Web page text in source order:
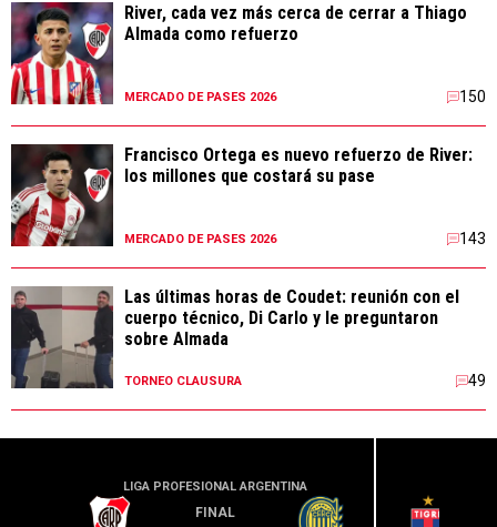
River, cada vez más cerca de cerrar a Thiago
Almada como refuerzo
MERCADO DE PASES 2026 150
Francisco Ortega es nuevo refuerzo de River:
los millones que costará su pase
MERCADO DE PASES 2026 143
Las últimas horas de Coudet: reunión con el
cuerpo técnico, Di Carlo y le preguntaron
sobre Almada
TORNEO CLAUSURA 49
LIGA PROFESIONAL ARGENTINA
FINAL